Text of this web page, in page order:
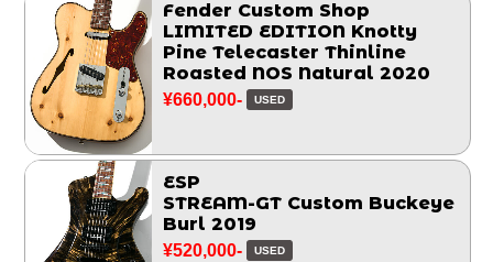
Fender Custom Shop
LIMITED EDITION Knotty
Pine Telecaster Thinline
Roasted NOS Natural 2020
¥660,000- USED
ESP
STREAM-GT Custom Buckeye
Burl 2019
¥520,000- USED